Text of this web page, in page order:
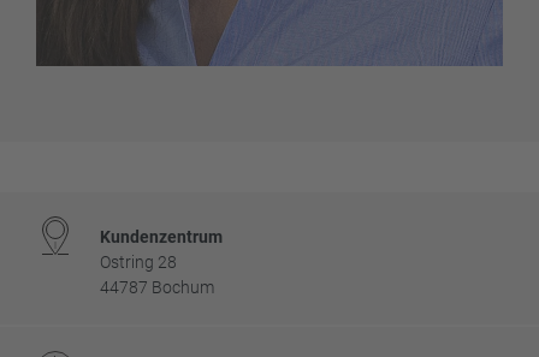
Kundenzentrum
Ostring 28
44787 Bochum